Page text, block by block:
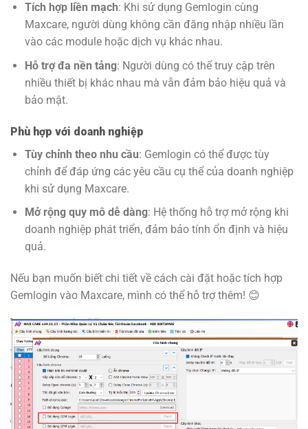
Tích hợp liền mạch: Khi sử dụng Gemlogin cùng
Maxcare, người dùng không cần đăng nhập nhiều lần
vào các module hoặc dịch vụ khác nhau.
Hỗ trợ đa nền tảng: Người dùng có thể truy cập trên
nhiều thiết bị khác nhau mà vẫn đảm bảo hiệu quả và
bảo mật.
Phù hợp với doanh nghiệp
Tùy chỉnh theo nhu cầu: Gemlogin có thể được tùy
chỉnh để đáp ứng các yêu cầu cụ thể của doanh nghiệp
khi sử dụng Maxcare.
Mở rộng quy mô dễ dàng: Hệ thống hỗ trợ mở rộng khi
doanh nghiệp phát triển, đảm bảo tính ổn định và hiệu
quả.
Nếu bạn muốn biết chi tiết về cách cài đặt hoặc tích hợp
Gemlogin vào Maxcare, mình có thể hỗ trợ thêm! 😊